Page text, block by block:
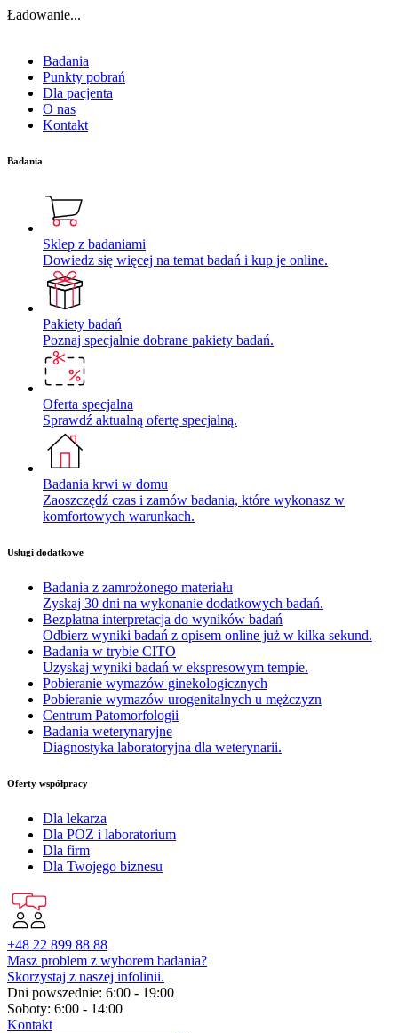
Ładowanie...
Badania
Punkty pobrań
Dla pacjenta
O nas
Kontakt
Badania
Sklep z badaniami
Dowiedz się więcej na temat badań i kup je online.
Pakiety badań
Poznaj specjalnie dobrane pakiety badań.
Oferta specjalna
Sprawdź aktualną ofertę specjalną.
Badania krwi w domu
Zaoszczędź czas i zamów badania, które wykonasz w
komfortowych warunkach.
Usługi dodatkowe
Badania z zamrożonego materiału
Zyskaj 30 dni na wykonanie dodatkowych badań.
Bezpłatna interpretacja do wyników badań
Odbierz wyniki badań z opisem online już w kilka sekund.
Badania w trybie CITO
Uzyskaj wyniki badań w ekspresowym tempie.
Pobieranie wymazów ginekologicznych
Pobieranie wymazów urogenitalnych u mężczyzn
Centrum Patomorfologii
Badania weterynaryjne
Diagnostyka laboratoryjna dla weterynarii.
Oferty współpracy
Dla lekarza
Dla POZ i laboratorium
Dla firm
Dla Twojego biznesu
+48 22 899 88 88
Masz problem z wyborem badania?
Skorzystaj z naszej infolinii.
Dni powszednie: 6:00 - 19:00
Soboty: 6:00 - 14:00
Kontakt